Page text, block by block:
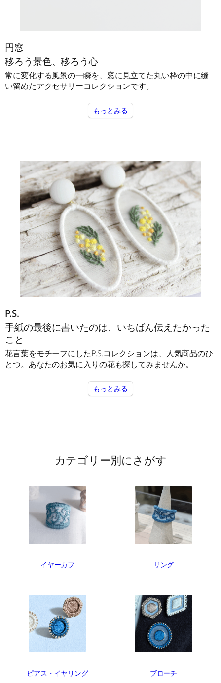
円窓
移ろう景色、移ろう心
常に変化する風景の一瞬を、窓に見立てた丸い枠の中に縫
い留めたアクセサリーコレクションです。
もっとみる
P.S.
手紙の最後に書いたのは、いちばん伝えたかった
こと
花言葉をモチーフにしたP.S.コレクションは、人気商品のひ
とつ。あなたのお気に入りの花も探してみませんか。
もっとみる
カテゴリー別にさがす
イヤーカフ リング
ピアス・イヤリング ブローチ